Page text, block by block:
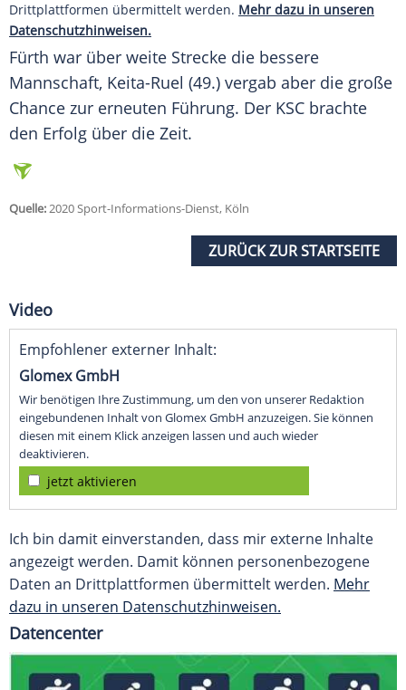
Drittplattformen übermittelt werden. Mehr dazu in unseren
Datenschutzhinweisen.
Fürth war über weite Strecke die bessere
Mannschaft, Keita-Ruel (49.) vergab aber die große
Chance zur erneuten Führung. Der KSC brachte
den Erfolg über die Zeit.
Quelle:2020 Sport-Informations-Dienst, Köln
ZURÜCK ZUR STARTSEITE
Video
Empfohlener externer Inhalt:
Glomex GmbH
Wir benötigen Ihre Zustimmung, um den von unserer Redaktion
eingebundenen Inhalt von Glomex GmbH anzuzeigen. Sie können
diesen mit einem Klick anzeigen lassen und auch wieder
deaktivieren.
jetzt aktivieren
Ich bin damit einverstanden, dass mir externe Inhalte
angezeigt werden. Damit können personenbezogene
Daten an Drittplattformen übermittelt werden. Mehr
dazu in unseren Datenschutzhinweisen.
Datencenter